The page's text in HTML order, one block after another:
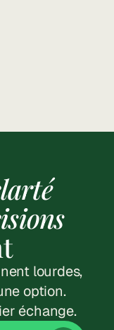
Le lourdes,
option.
échange.